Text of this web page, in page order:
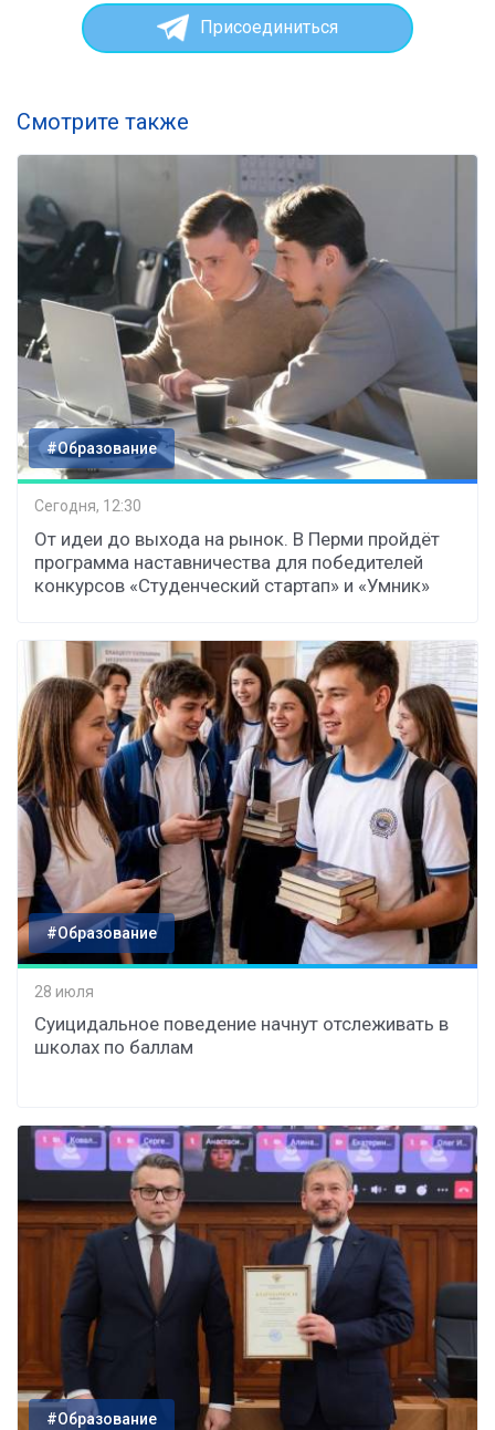
Присоединиться
Смотрите также
#Образование
Сегодня, 12:30
От идеи до выхода на рынок. В Перми пройдёт
программа наставничества для победителей
конкурсов «Студенческий стартап» и «Умник»
#Образование
28 июля
Суицидальное поведение начнут отслеживать в
школах по баллам
#Образование